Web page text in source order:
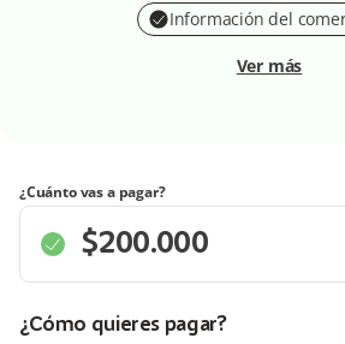
Información del
Ver más
¿Cuánto vas a pagar?
¿Cómo quieres pagar?